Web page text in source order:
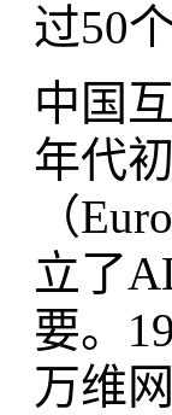
过50
中国
年代
（
立了
要。
万维